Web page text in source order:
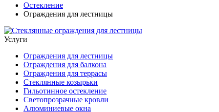
Остекление
Ограждения для лестницы
Услуги
Ограждения для лестницы
Ограждения для балкона
Ограждения для террасы
Стеклянные козырьки
Гильотинное остекление
Светопрозрачные кровли
Алюминиевые окна